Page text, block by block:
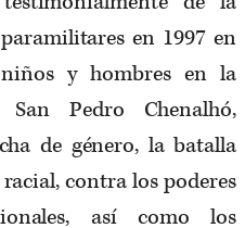
en 1997 en
y hombres en la
Pedro Chenalhó,
de género, la batalla
contra los poderes
así como los